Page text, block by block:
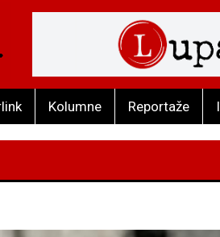
Kolumne Reportaže